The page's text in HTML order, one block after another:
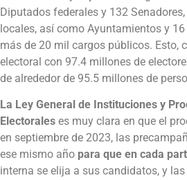
Diputados federales y 132
locales, así como Ayuntamientos y
más de 20 mil cargos públicos. Esto,
electoral con 97.4 millones de
de alrededor de 95.5 millones de
La Ley General de Instituciones y
Electorales es muy clara en que el
en septiembre de 2023, las
ese mismo año para que en cada
interna se elija a sus candidatos, y